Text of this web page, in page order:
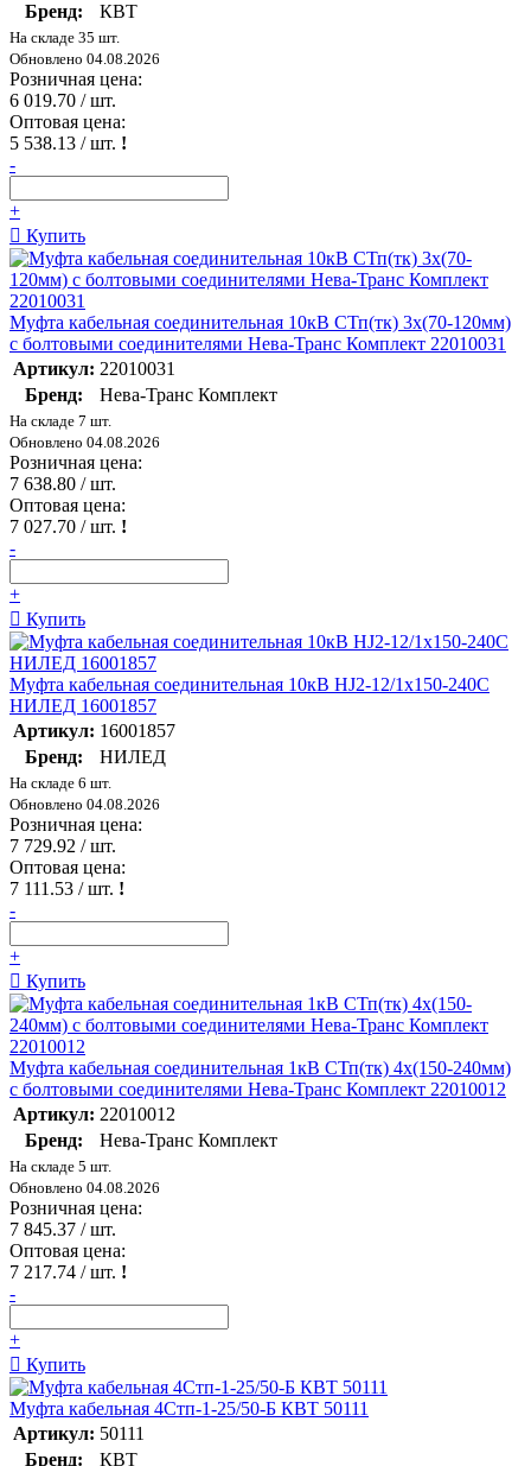
Бренд:
КВТ
На складе 35 шт.
Обновлено 04.08.2026
Розничная цена:
6 019.70 / шт.
Оптовая цена:
5 538.13 / шт. !
-
+
Купить
Муфта кабельная соединительная 10кВ СТп(тк) 3х(70-120мм)
с болтовыми соединителями Нева-Транс Комплект 22010031
Артикул: 22010031
Бренд:
Нева-Транс Комплект
На складе 7 шт.
Обновлено 04.08.2026
Розничная цена:
7 638.80 / шт.
Оптовая цена:
7 027.70 / шт. !
-
+
Купить
Муфта кабельная соединительная 10кВ HJ2-12/1х150-240C
НИЛЕД 16001857
Артикул: 16001857
Бренд:
НИЛЕД
На складе 6 шт.
Обновлено 04.08.2026
Розничная цена:
7 729.92 / шт.
Оптовая цена:
7 111.53 / шт. !
-
+
Купить
Муфта кабельная соединительная 1кВ СТп(тк) 4х(150-240мм)
с болтовыми соединителями Нева-Транс Комплект 22010012
Артикул: 22010012
Бренд:
Нева-Транс Комплект
На складе 5 шт.
Обновлено 04.08.2026
Розничная цена:
7 845.37 / шт.
Оптовая цена:
7 217.74 / шт. !
-
+
Купить
Муфта кабельная 4Стп-1-25/50-Б КВТ 50111
Артикул: 50111
Бренд:
КВТ